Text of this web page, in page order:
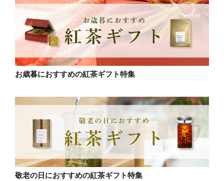
お歳暮におすすめの紅茶ギフト特集
敬老の日におすすめの紅茶ギフト特集